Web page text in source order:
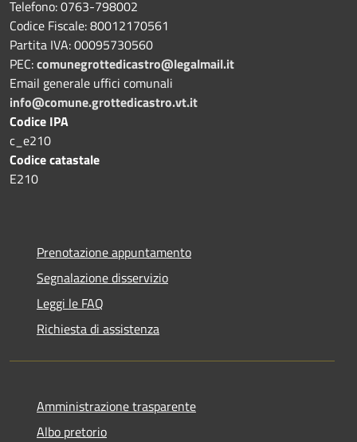
Telefono: 0763-798002
Codice Fiscale: 80012170561
Partita IVA: 00095730560
PEC:comunegrottedicastro@legalmail.it
Email generale uffici comunali
info@comune.grottedicastro.vt.it
Codice IPA
c_e210
Codice catastale
E210
Prenotazione appuntamento
Segnalazione disservizio
Leggi le FAQ
Richiesta di assistenza
Amministrazione trasparente
Albo pretorio